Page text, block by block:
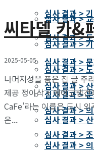
심사 결과 >
심사 결과 >
심사 결과 >
심사 결과 >
심사 결과 >
심사 결과 >
심사 결과 >
심사 결과 >
심사 결과 >
심사 결과 >
심사 결과 >
심사 결과 >
씨타델 카&
2025-05-05
나머지성을 품은 집 글
제공 정이삭 + 에이코랩
CaFe’라는 이름은 도시
은...